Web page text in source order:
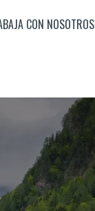
CON NOSOTROS